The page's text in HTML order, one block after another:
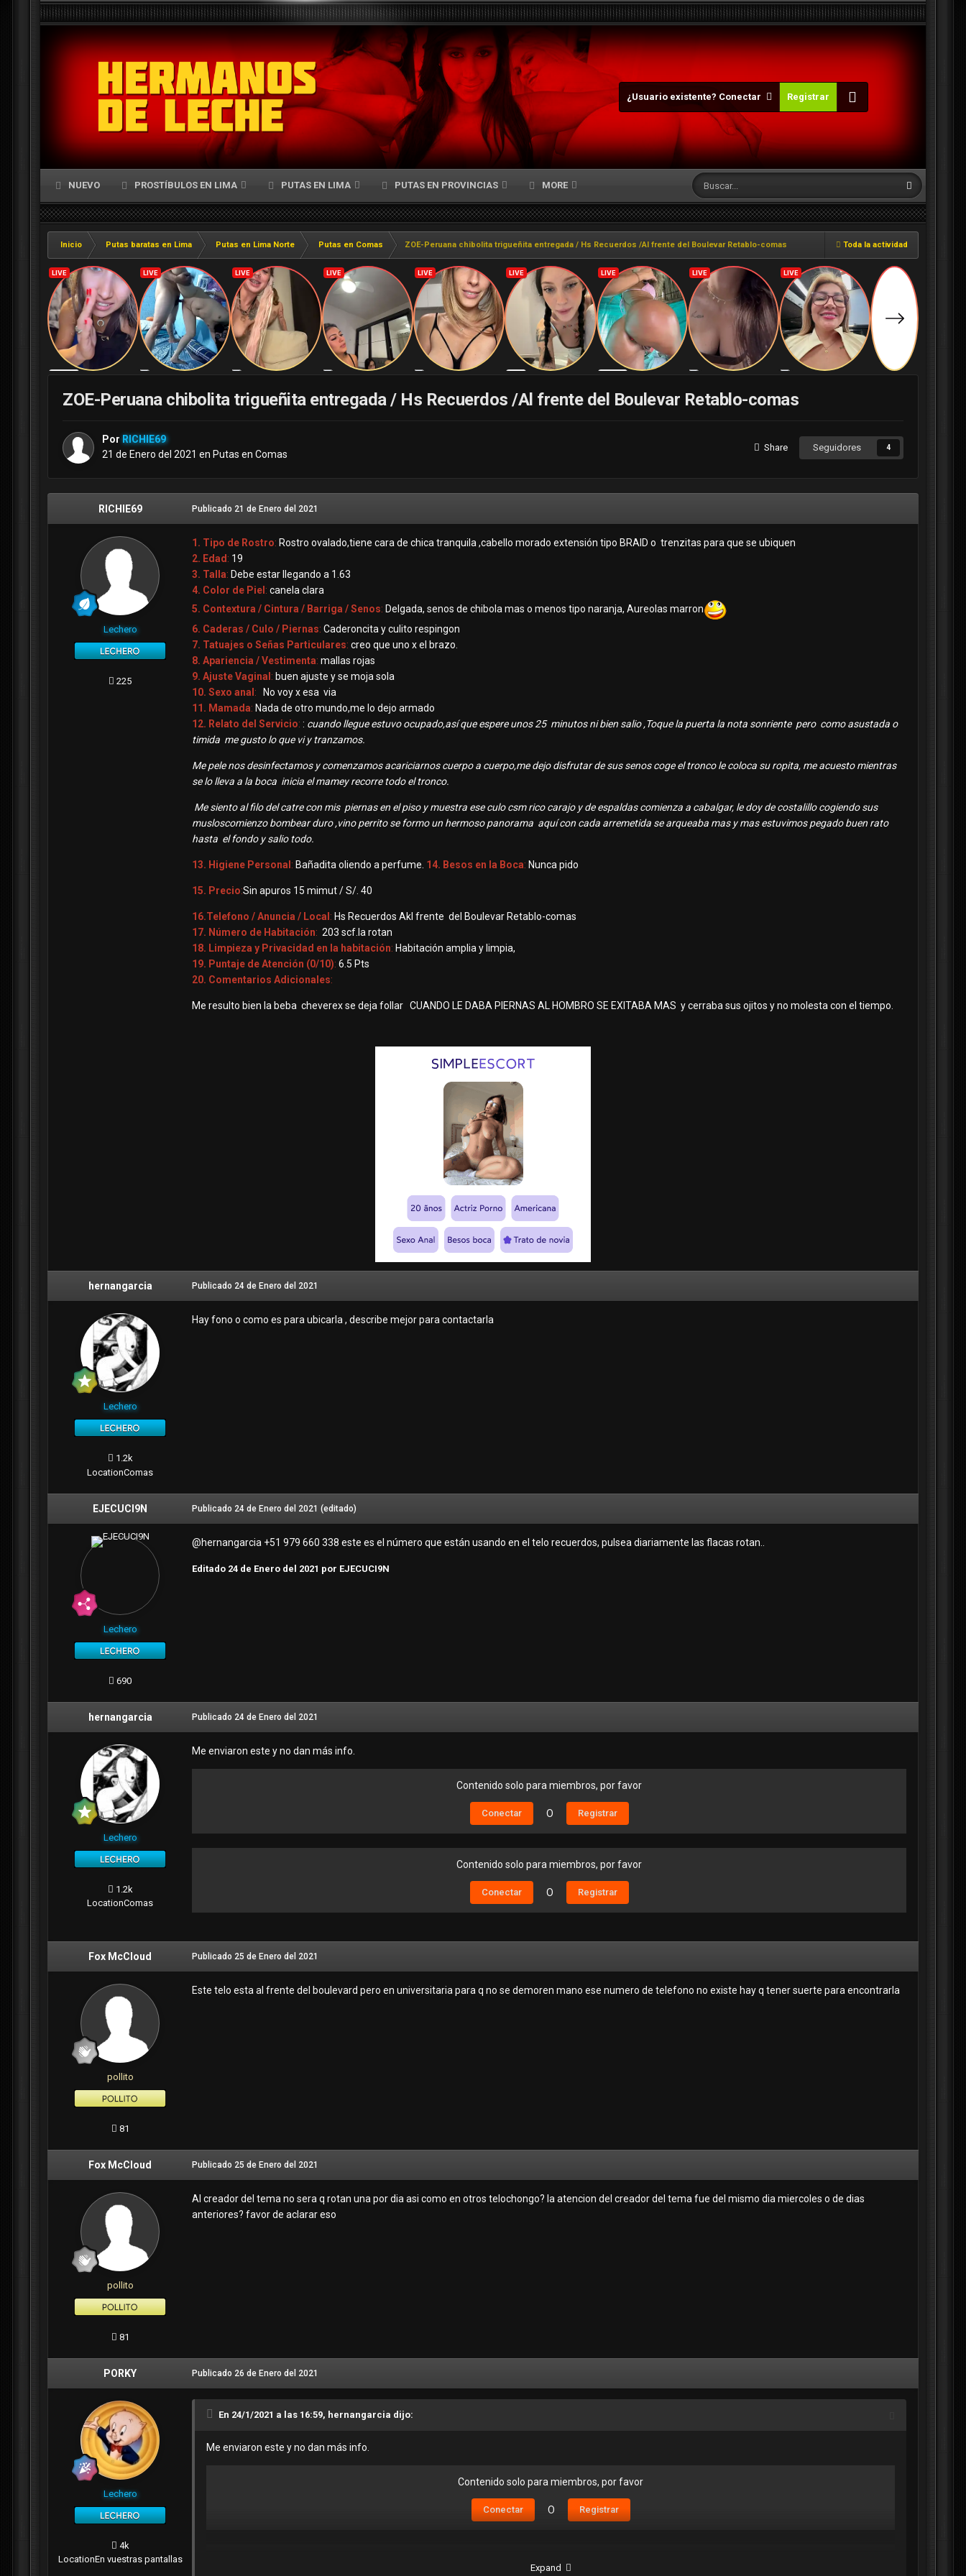
¿Usuario existente? Conectar Registrar
NUEVO PROSTÍBULOS EN LIMA PUTAS EN LIMA PUTAS EN PROVINCIAS MORE
Toda la actividad
Inicio Putas baratas en Lima Putas en Lima Norte Putas en Comas ZOE-Peruana chibolita trigueñita entregada / Hs Recuerdos /Al frente del Boulevar Retablo-comas
ZOE-Peruana chibolita trigueñita entregada / Hs Recuerdos /Al frente del Boulevar Retablo-comas
Por RICHIE69
21 de Enero del 2021 en Putas en Comas
Share Seguidores 4
RICHIE69
Lechero
225
Publicado 21 de Enero del 2021
1. Tipo de Rostro: Rostro ovalado,tiene cara de chica tranquila ,cabello morado extensión tipo BRAID o trenzitas para que se ubiquen
2. Edad: 19
3. Talla: Debe estar llegando a 1.63
4. Color de Piel : canela clara
5. Contextura / Cintura / Barriga / Senos: Delgada, senos de chibola mas o menos tipo naranja, Aureolas marron
6. Caderas / Culo / Piernas: Caderoncita y culito respingon
7. Tatuajes o Señas Particulares: creo que uno x el brazo.
8. Apariencia / Vestimenta: mallas rojas
9. Ajuste Vaginal : buen ajuste y se moja sola
10. Sexo anal :
No voy x esa via
11. Mamada: Nada de otro mundo,me lo dejo armado
12. Relato del Servicio: : cuando llegue estuvo ocupado,así que espere unos 25 minutos ni bien salio ,Toque la puerta la nota sonriente pero como asustada o
timida me gusto lo que vi y tranzamos.
Me pele nos desinfectamos y comenzamos acariciarnos cuerpo a cuerpo,me dejo disfrutar de sus senos coge el tronco le coloca su ropita, me acuesto mientras
se lo lleva a la boca inicia el mamey recorre todo el tronco.
Me siento al filo del catre con mis piernas en el piso y muestra ese culo csm rico carajo y de espaldas comienza a cabalgar, le doy de costalillo cogiendo sus
musloscomienzo bombear duro ,vino perrito se formo un hermoso panorama aquí con cada arremetida se arqueaba mas y mas estuvimos pegado buen rato
hasta el fondo y salio todo.
13. Higiene Personal : Bañadita oliendo a perfume. 14. Besos en la Boca: Nunca pido
15. Precio:Sin apuros 15 mimut / S/. 40
16.Telefono / Anuncia / Local : Hs Recuerdos Akl frente del Boulevar Retablo-comas
17. Número de Habitación: 203 scf.la rotan
18. Limpieza y Privacidad en la habitación: Habitación amplia y limpia,
19. Puntaje de Atención (0/10): 6.5 Pts
20. Comentarios Adicionales:
Me resulto bien la beba cheverex se deja follar CUANDO LE DABA PIERNAS AL HOMBRO SE EXITABA MAS y cerraba sus ojitos y no molesta con el tiempo.
hernangarcia
Lechero
1.2k
LocationComas
Publicado 24 de Enero del 2021
Hay fono o como es para ubicarla , describe mejor para contactarla
EJECUCI9N
Lechero
690
Publicado 24 de Enero del 2021 (editado)
@hernangarcia +51 979 660 338 este es el número que están usando en el telo recuerdos, pulsea diariamente las flacas rotan..
Editado 24 de Enero del 2021 por EJECUCI9N
hernangarcia
Lechero
1.2k
LocationComas
Publicado 24 de Enero del 2021
Me enviaron este y no dan más info.
Contenido solo para miembros, por favor
Conectar O Registrar
Contenido solo para miembros, por favor
Conectar O Registrar
Fox McCloud
pollito
81
Publicado 25 de Enero del 2021
Este telo esta al frente del boulevard pero en universitaria para q no se demoren mano ese numero de telefono no existe hay q tener suerte para encontrarla
Fox McCloud
pollito
81
Publicado 25 de Enero del 2021
Al creador del tema no sera q rotan una por dia asi como en otros telochongo? la atencion del creador del tema fue del mismo dia miercoles o de dias
anteriores? favor de aclarar eso
PORKY
Lechero
4k
LocationEn vuestras pantallas
Publicado 26 de Enero del 2021
En 24/1/2021 a las 16:59, hernangarcia dijo:
Me enviaron este y no dan más info.
Contenido solo para miembros, por favor
Conectar O Registrar
Expand